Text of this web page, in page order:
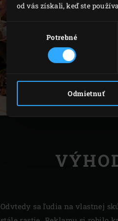
od vás získali, keď ste
Výber
Potrebné
Odmietnuť
Odvtedy sa ľudia na vlastnej